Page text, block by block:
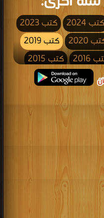
كتب 2024
كتب 2023
2020
كتب 2019
كتب 2015
كتب 2011
2008
كتب 2004
كتب 2003
كتب 2000
كتب 1991
كتب 1987
كتب 1984
كتب 1983